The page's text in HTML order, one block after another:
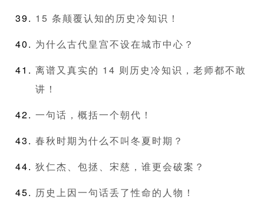
15 条颠覆认知的历史冷知识！
为什么古代皇宫不设在城市中心？
离谱又真实的 14 则历史冷知识，老师都不敢
讲！
一句话，概括一个朝代！
春秋时期为什么不叫冬夏时期？
狄仁杰、包拯、宋慈，谁更会破案？
历史上因一句话丢了性命的人物！